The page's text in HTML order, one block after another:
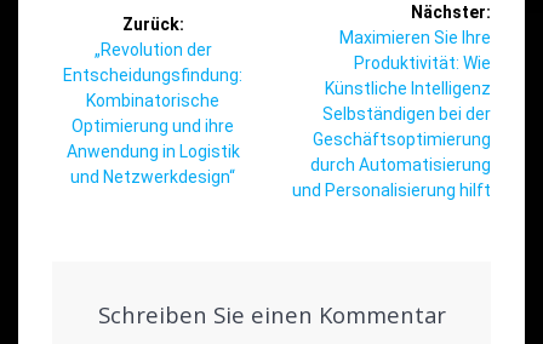
Zurück:
Vorheriger
Beitrag:
„Revolution der
Entscheidungsfindung:
Kombinatorische
Optimierung und ihre
Anwendung in Logistik
und Netzwerkdesign“
Nächster:
Nächster
Beitrag:
Maximieren Sie Ihre
Produktivität: Wie
Künstliche Intelligenz
Selbständigen bei der
Geschäftsoptimierung
durch Automatisierung
und Personalisierung hilft
Schreiben Sie einen Kommentar